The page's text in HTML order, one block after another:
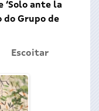
‘Solo ante la
do Grupo de
Escoitar